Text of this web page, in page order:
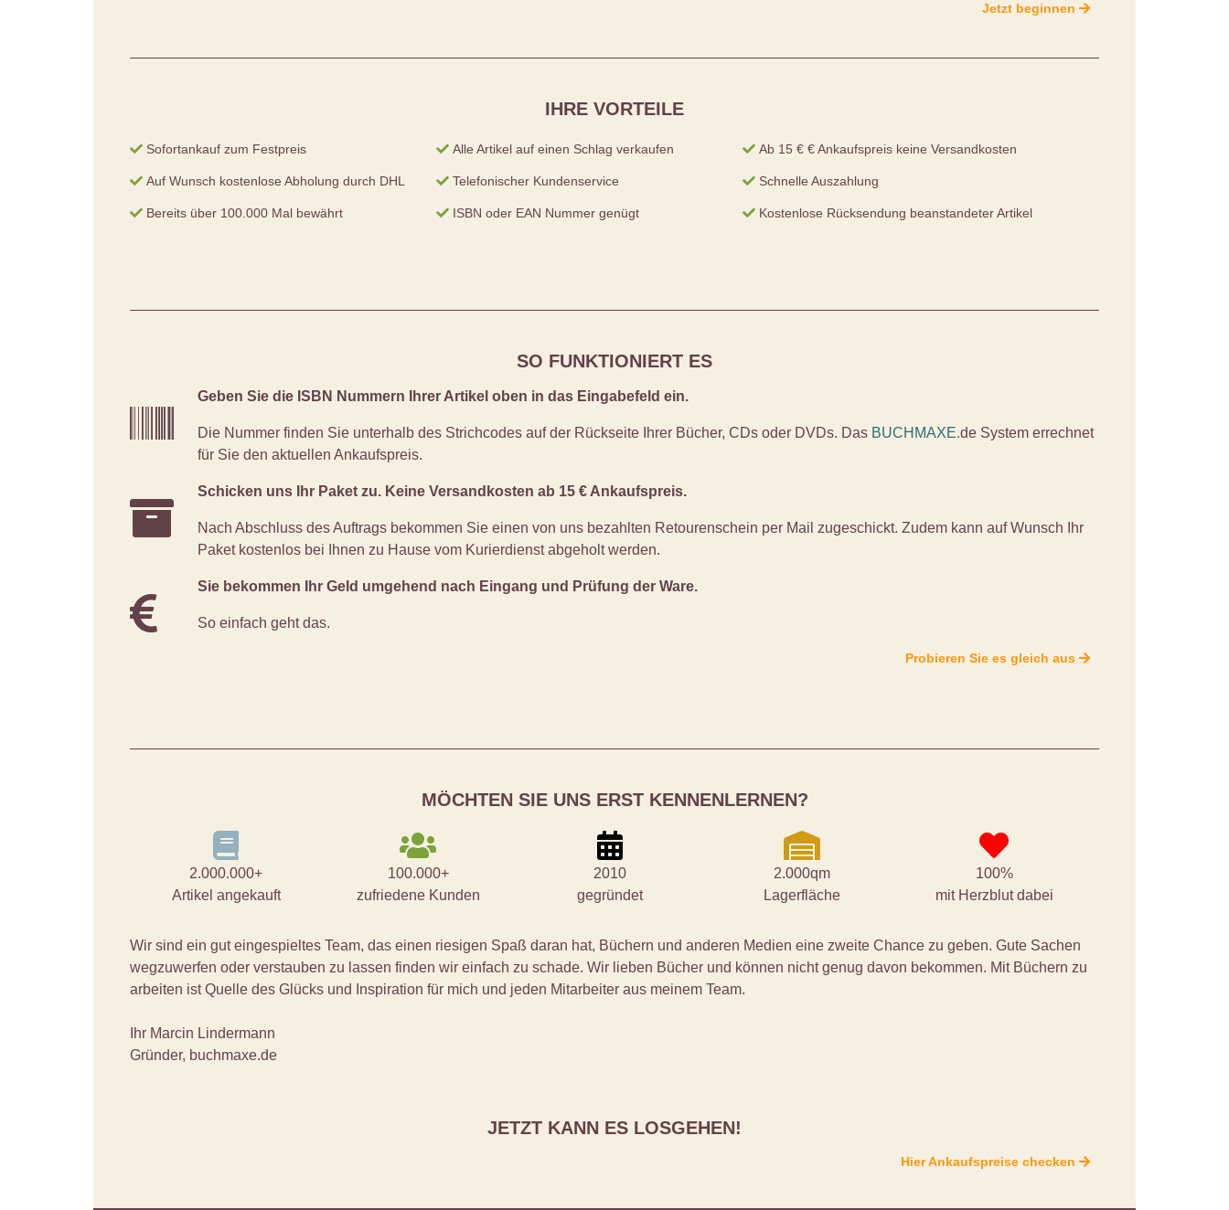
Jetzt beginnen
IHRE VORTEILE
Sofortankauf zum Festpreis Alle Artikel auf einen Schlag verkaufen Ab 15 € € Ankaufspreis keine Versandkosten
Auf Wunsch kostenlose Abholung durch DHL Telefonischer Kundenservice Schnelle Auszahlung
Bereits über 100.000 Mal bewährt ISBN oder EAN Nummer genügt Kostenlose Rücksendung beanstandeter Artikel
SO FUNKTIONIERT ES
Geben Sie die ISBN Nummern Ihrer Artikel oben in das Eingabefeld ein.
Die Nummer finden Sie unterhalb des Strichcodes auf der Rückseite Ihrer Bücher, CDs oder DVDs. Das BUCHMAXE.de System errechnet
für Sie den aktuellen Ankaufspreis.
Schicken uns Ihr Paket zu. Keine Versandkosten ab 15 € Ankaufspreis.
Nach Abschluss des Auftrags bekommen Sie einen von uns bezahlten Retourenschein per Mail zugeschickt. Zudem kann auf Wunsch Ihr
Paket kostenlos bei Ihnen zu Hause vom Kurierdienst abgeholt werden.
Sie bekommen Ihr Geld umgehend nach Eingang und Prüfung der Ware.
So einfach geht das.
Probieren Sie es gleich aus
MÖCHTEN SIE UNS ERST KENNENLERNEN?
2.000.000+
Artikel angekauft
100.000+
zufriedene Kunden
2010
gegründet
2.000qm
Lagerfläche
100%
mit Herzblut dabei
Wir sind ein gut eingespieltes Team, das einen riesigen Spaß daran hat, Büchern und anderen Medien eine zweite Chance zu geben. Gute Sachen
wegzuwerfen oder verstauben zu lassen finden wir einfach zu schade. Wir lieben Bücher und können nicht genug davon bekommen. Mit Büchern zu
arbeiten ist Quelle des Glücks und Inspiration für mich und jeden Mitarbeiter aus meinem Team.
Ihr Marcin Lindermann
Gründer, buchmaxe.de
JETZT KANN ES LOSGEHEN!
Hier Ankaufspreise checken